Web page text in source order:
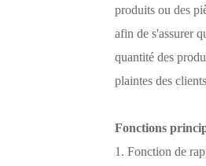
produits ou des
afin de s'assurer
quantité des
plaintes des
Fonctions
1. Fonction de